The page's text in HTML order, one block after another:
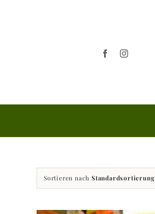
Sortieren nach Standardsortierung